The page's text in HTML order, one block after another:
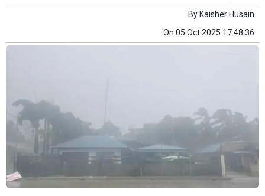
By Kaisher Husain
On 05 Oct 2025 17:48:36